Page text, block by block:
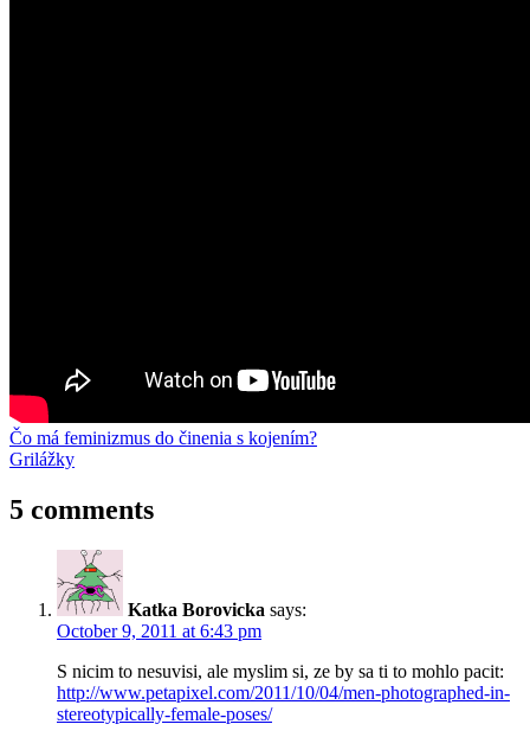
applefeminizmuslinky menštruáciaodpadky
Post
navigation
Previous
Post:
Čo má feminizmus do činenia s kojením?
Next
Grilážky
5 comments
Katka Borovicka says:
October 9, 2011 at 6:43 pm
S nicim to nesuvisi, ale myslim si, ze by sa ti to mohlo pacit:
http://www.petapixel.com/2011/10/04/men-photographed-in-
stereotypically-female-poses/